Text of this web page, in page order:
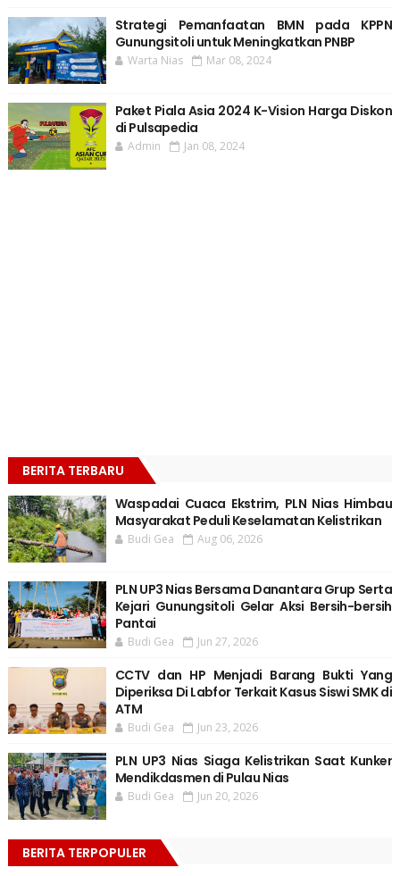
Strategi Pemanfaatan BMN pada KPPN
Gunungsitoli untuk Meningkatkan PNBP
Warta Nias Mar 08, 2024
Paket Piala Asia 2024 K-Vision Harga Diskon
di Pulsapedia
Admin Jan 08, 2024
BERITA TERBARU
Waspadai Cuaca Ekstrim, PLN Nias Himbau
Masyarakat Peduli Keselamatan Kelistrikan
Budi Gea Aug 06, 2026
PLN UP3 Nias Bersama Danantara Grup Serta
Kejari Gunungsitoli Gelar Aksi Bersih-bersih
Pantai
Budi Gea Jun 27, 2026
CCTV dan HP Menjadi Barang Bukti Yang
Diperiksa Di Labfor Terkait Kasus Siswi SMK di
ATM
Budi Gea Jun 23, 2026
PLN UP3 Nias Siaga Kelistrikan Saat Kunker
Mendikdasmen di Pulau Nias
Budi Gea Jun 20, 2026
BERITA TERPOPULER